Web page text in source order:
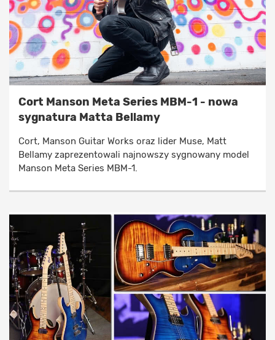
Cort Manson Meta Series MBM-1 - nowa
sygnatura Matta Bellamy
Cort, Manson Guitar Works oraz lider Muse, Matt
Bellamy zaprezentowali najnowszy sygnowany model
Manson Meta Series MBM-1.